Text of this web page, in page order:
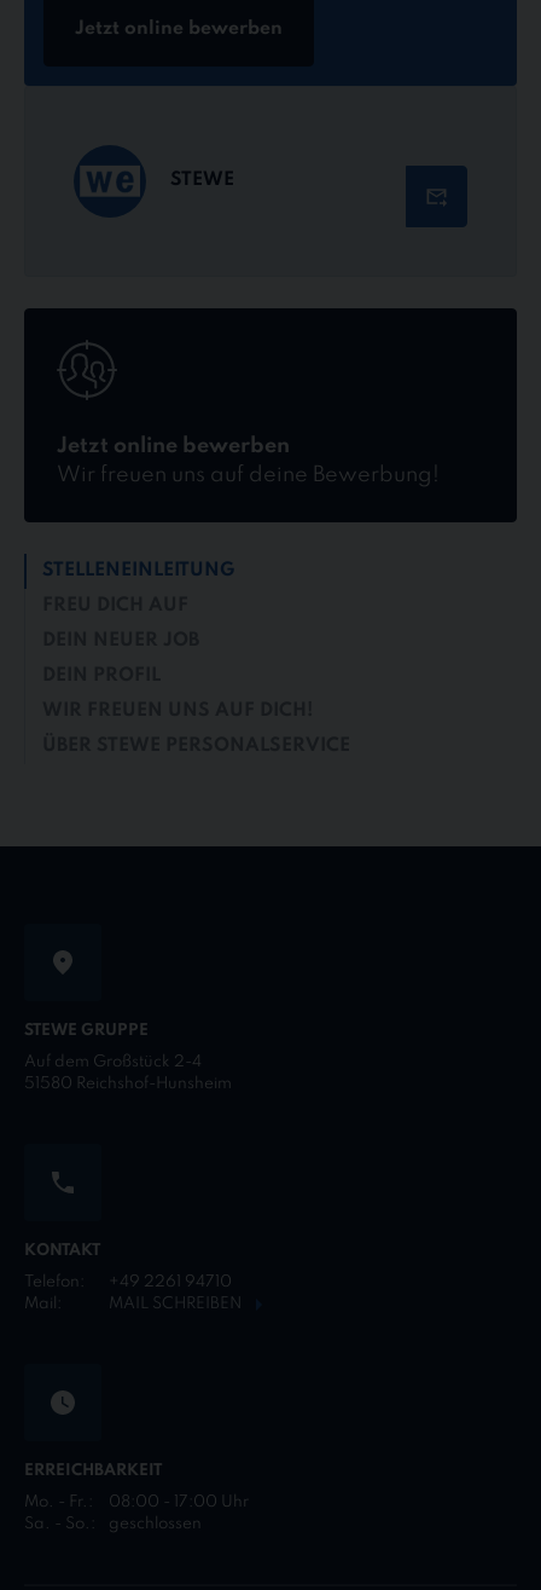
Jetzt online bewerben
STEWE
Jetzt online bewerben
Wir freuen uns auf deine Bewerbung!
online
bewerben
STELLENEINLEITUNG
STEWE GRUPPE
Auf dem Großstück 2-4
51580 Reichshof-Hunsheim
KONTAKT
Telefon:
+49 2261 94710
Mail:
MAIL SCHREIBEN
ERREICHBARKEIT
Mo. - Fr.:
08:00 - 17:00 Uhr
Sa. - So.:
geschlossen